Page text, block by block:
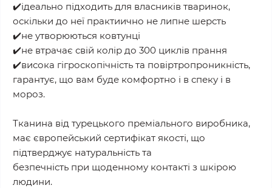
✔️ідеально підходить для власників тваринок,
оскільки до неї практиично не липне шерсть
✔️не утворюються ковтунці
✔️не втрачає свій колір до 300 циклів прання
✔️висока гігроскопічність та повіртропроникність,
гарантує, що вам буде комфортно і в спеку і в
мороз.
Тканина від турецького преміального виробника,
має європейський сертифікат якості, що
підтверджує натуральність та
безпечність при щоденному контакті з шкірою
людини.